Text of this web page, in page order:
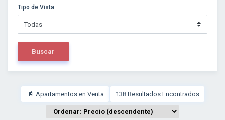
Tipo de Vista
Buscar
Apartamentos en Venta 138 Resultados Encontrados